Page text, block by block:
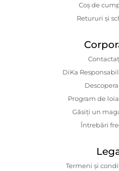
Coș de
Retururi și
DiKa
Program de
Găsiți un
Întrebări
Termeni și